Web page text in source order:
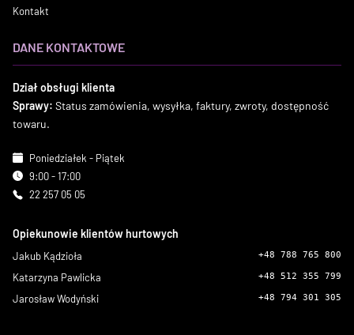
Kontakt
DANE KONTAKTOWE
Dział obsługi klienta
Sprawy: Status zamówienia, wysyłka, faktury, zwroty, dostępność
towaru.
Poniedziałek - Piątek
9:00 - 17:00
22 257 05 05
Opiekunowie klientów hurtowych
Jakub Kądzioła +48 788 765 800
Katarzyna Pawlicka +48 512 355 799
Jarosław Wodyński +48 794 301 305